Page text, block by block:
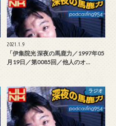
2021.1.9
「伊集院光 深夜の馬鹿力／1997年05
月19日／第0085回／他人のオ…
ラジオ